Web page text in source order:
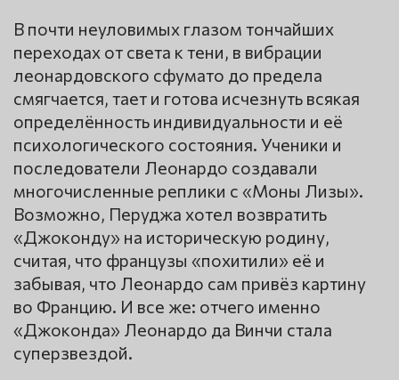
В почти неуловимых глазом тончайших
переходах от света к тени, в вибрации
леонардовского сфумато до предела
смягчается, тает и готова исчезнуть всякая
определённость индивидуальности и её
психологического состояния. Ученики и
последователи Леонардо создавали
многочисленные реплики с «Моны Лизы».
Возможно, Перуджа хотел возвратить
«Джоконду» на историческую родину,
считая, что французы «похитили» её и
забывая, что Леонардо сам привёз картину
во Францию. И все же: отчего именно
«Джоконда» Леонардо да Винчи стала
суперзвездой.